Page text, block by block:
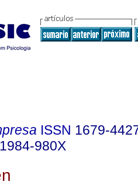
ISSN 1679-
1984-980X